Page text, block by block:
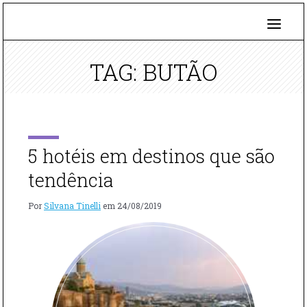
TAG: BUTÃO
5 hotéis em destinos que são
tendência
PorSilvana Tinelli em 24/08/2019